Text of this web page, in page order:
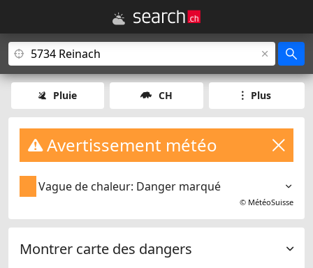
Pluie CH Plus
Avertissement météo
Vague de chaleur: Danger marqué
© MétéoSuisse
Montrer carte des dangers